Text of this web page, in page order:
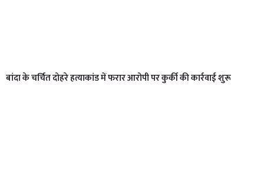
बांदा के चर्चित दोहरे हत्याकांड में फरार आरोपी पर कुर्की की कार्रवाई शुरू